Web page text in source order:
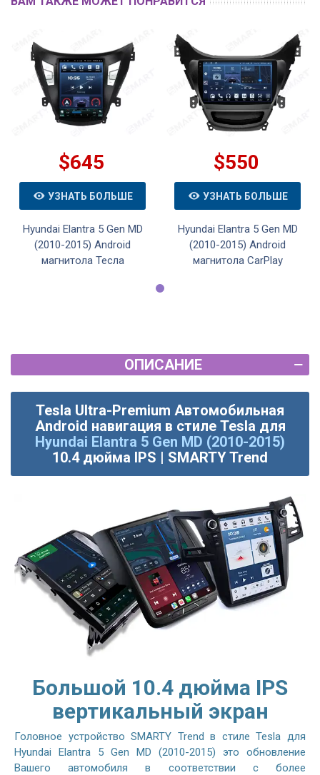
$645
УЗНАТЬ БОЛЬШЕ
Hyundai Elantra 5 Gen MD
(2010-2015) Android
магнитола Тесла
$550
УЗНАТЬ БОЛЬШЕ
Hyundai Elantra 5 Gen MD
(2010-2015) Android
магнитола CarPlay
ОПИСАНИЕ
Tesla Ultra-Premium Автомобильная
Android навигация в стиле Tesla для
Hyundai Elantra 5 Gen MD (2010-2015)
10.4 дюйма IPS | SMARTY Trend
Большой 10.4 дюйма IPS
вертикальный экран
Головное устройство SMARTY Trend в стиле Tesla для
Hyundai Elantra 5 Gen MD (2010-2015) это обновление
Вашего автомобиля в соответствии с более